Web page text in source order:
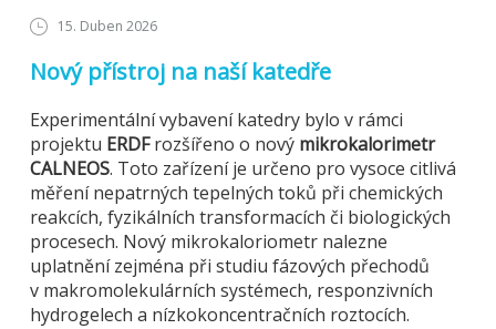
15. Duben 2026
Nový přístroj na naší katedře
Experimentální vybavení katedry bylo v rámci
projektu ERDFrozšířeno o nový mikrokalorimetr
CALNEOS. Toto zařízení je určeno pro vysoce citlivá
měření nepatrných tepelných toků při chemických
reakcích, fyzikálních transformacích či biologických
procesech. Nový mikrokaloriometr nalezne
uplatnění zejména při studiu fázových přechodů
v makromolekulárních systémech, responzivních
hydrogelech a nízkokoncentračních roztocích.